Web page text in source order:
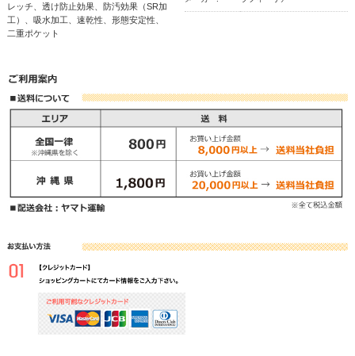
レッチ、透け防止効果、防汚効果（SR加
工）、吸水加工、速乾性、形態安定性、
二重ポケット